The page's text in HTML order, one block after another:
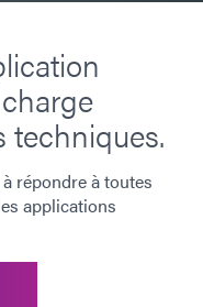
techniques.
répondre à toutes
applications